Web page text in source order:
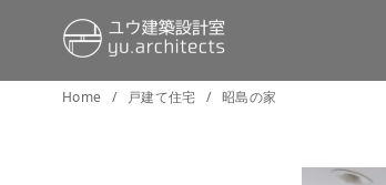
Home 戸建て住宅 昭島の家